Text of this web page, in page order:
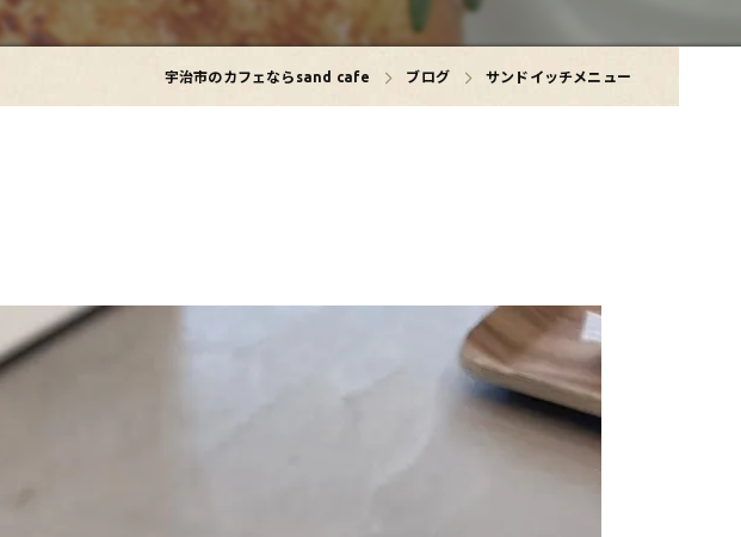
宇治市のカフェならsand cafe ブログ サンドイッチメニュー